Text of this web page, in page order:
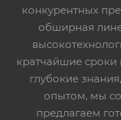
конкурентных
обширная
кратчайшие сроки
глубокие
опытом, мы
предлагаем